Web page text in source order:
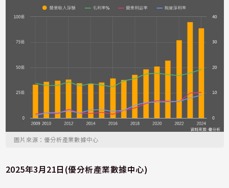
圖片來源：優分析產業數據中心
2025年3月21日(優分析產業數據中心)